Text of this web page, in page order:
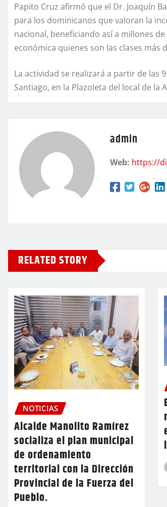
Papito Cruz afirmó que el Dr. Joaquín
para los dominicanos que valoran la
nacional, beneficiando así a millones
económica quienes son las clases más
La actividad se realizará a partir de las
Santiago, en la Plazoleta del local de la
admin
Web: https://
RELATED STORY
NOTICIAS
Alcalde Manolito Ramírez
socializa el plan municipal
de ordenamiento
territorial con la Dirección
Provincial de la Fuerza del
Pueblo.